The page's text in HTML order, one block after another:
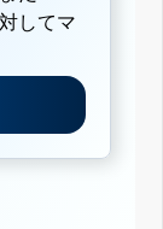
してマ